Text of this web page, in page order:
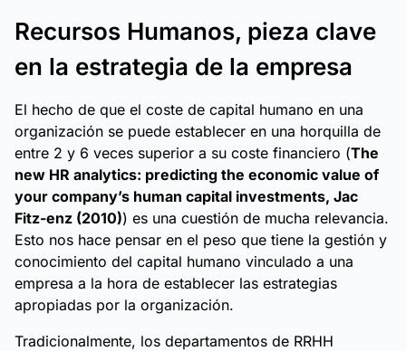
Recursos Humanos, pieza clave
en la estrategia de la empresa
El hecho de que el coste de capital humano en una
organización se puede establecer en una horquilla de
entre 2 y 6 veces superior a su coste financiero (The
new HR analytics: predicting the economic value of
your company’s human capital investments, Jac
Fitz-enz (2010)) es una cuestión de mucha relevancia.
Esto nos hace pensar en el peso que tiene la gestión y
conocimiento del capital humano vinculado a una
empresa a la hora de establecer las estrategias
apropiadas por la organización.
Tradicionalmente, los departamentos de RRHH